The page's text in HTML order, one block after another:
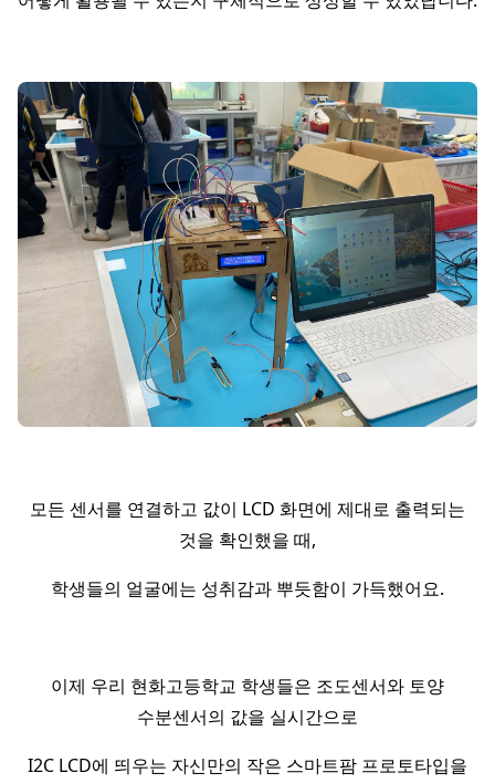
모든 센서를 연결하고 값이 LCD 화면에 제대로 출력되는
것을 확인했을 때,
학생들의 얼굴에는 성취감과 뿌듯함이 가득했어요.
이제 우리 현화고등학교 학생들은 조도센서와 토양
수분센서의 값을 실시간으로
I2C LCD에 띄우는 자신만의 작은 스마트팜 프로토타입을